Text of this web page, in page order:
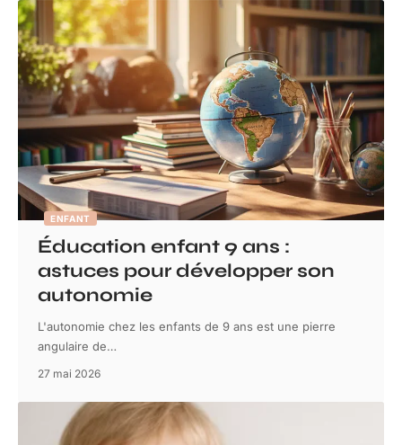
ENFANT
Éducation enfant 9 ans :
astuces pour développer son
autonomie
L'autonomie chez les enfants de 9 ans est une pierre
angulaire de…
27 mai 2026